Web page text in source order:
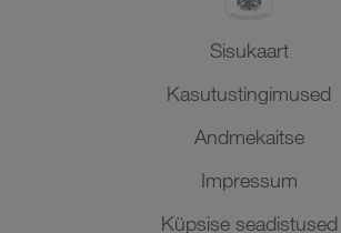
Sisukaart
Kasutustingimused
Andmekaitse
Impressum
Küpsise seadistused